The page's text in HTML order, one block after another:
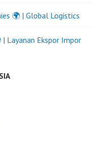
🌍 | Global Logistics
Layanan Ekspor Impor